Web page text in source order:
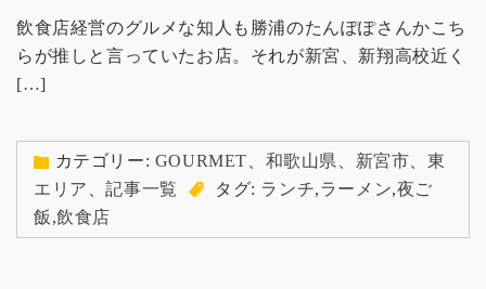
飲食店経営のグルメな知人も勝浦のたんぽぽさんかこち
らが推しと言っていたお店。それが新宮、新翔高校近く
[…]
カテゴリー: GOURMET 和歌山県 新宮市 、東
エリア
、記事一覧 タグ: ランチ,ラーメン,夜ご
飯 ,飲食店